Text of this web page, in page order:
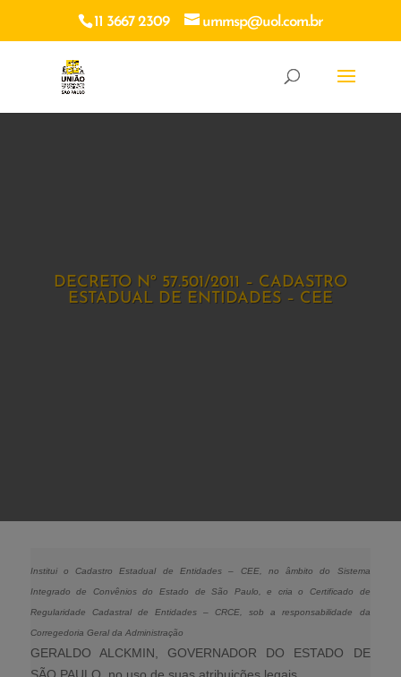
11 3667 2309 ummsp@uol.com.br
DECRETO Nº 57.501/2011 – CADASTRO
ESTADUAL DE ENTIDADES – CEE
Institui o Cadastro Estadual de Entidades – CEE, no âmbito do Sistema
Integrado de Convênios do Estado de São Paulo, e cria o Certificado de
Regularidade Cadastral de Entidades – CRCE, sob a responsabilidade da
Corregedoria Geral da Administração
GERALDO ALCKMIN, GOVERNADOR DO ESTADO DE